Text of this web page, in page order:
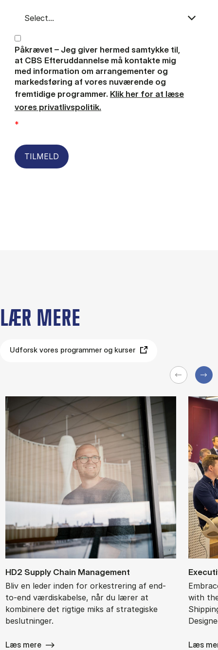
Påkrævet – Jeg giver hermed samtykke til,
at CBS Efteruddannelse må kontakte mig
med information om arrangementer og
markedsføring af vores nuværende og
fremtidige programmer. Klik her for at læse
vores privatlivspolitik.
*
TILMELD
LÆR MERE
Udforsk vores programmer og kurser
HD2 Sup­ply Chain Ma­na­ge­ment
Bliv en leder inden for orkestrering af end-
to-end værdiskabelse, når du lærer at
kombinere det rigtige miks af strategiske
beslutninger.
Læs mere
with
Læs